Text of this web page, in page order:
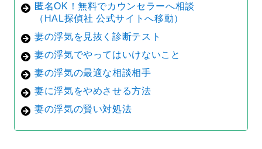
匿名OK！無料でカウンセラーへ相談
（HAL探偵社 公式サイトへ移動）
妻の浮気を見抜く診断テスト
妻の浮気でやってはいけないこと
妻の浮気の最適な相談相手
妻に浮気をやめさせる方法
妻の浮気の賢い対処法